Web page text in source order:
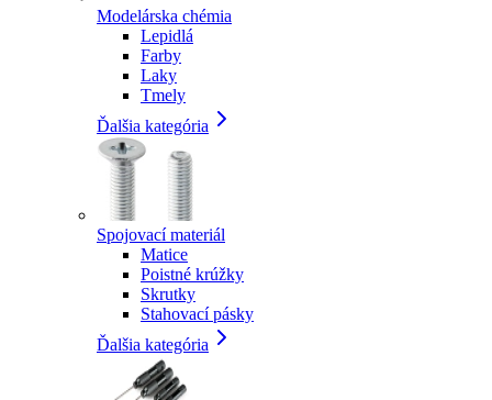
Modelárska chémia
Lepidlá
Farby
Laky
Tmely
Ďalšia kategória
Spojovací materiál
Matice
Poistné krúžky
Skrutky
Stahovací pásky
Ďalšia kategória